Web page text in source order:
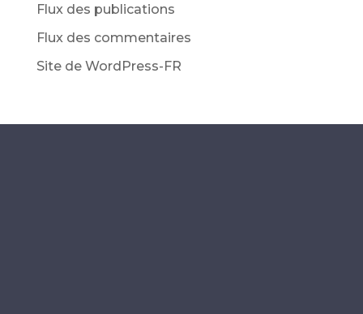
Flux des publications
Flux des commentaires
Site de WordPress-FR